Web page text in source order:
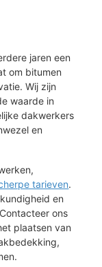
jaren een
om bitumen
Wij zijn
waarde in
dakwerkers
en
tarieven.
en
ons
plaatsen van